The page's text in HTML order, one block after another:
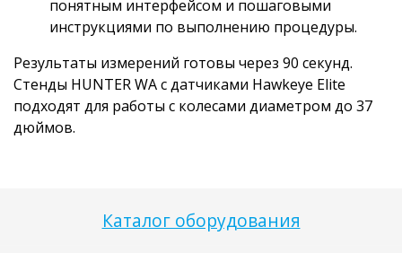
Каталог оборудования
понятным интерфейсом и пошаговыми
инструкциями по выполнению процедуры.
Результаты измерений готовы через 90 секунд.
Стенды HUNTER WA с датчиками Hawkeye Elite
подходят для работы с колесами диаметром до 37
дюймов.